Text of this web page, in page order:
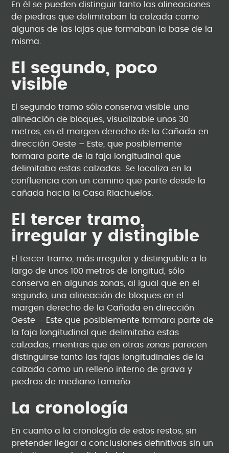
En él se pueden distinguir tanto las alineaciones
de piedras que delimitaban la calzada como
algunas de las lajas que formaban la base de la
misma.
El segundo, poco
visible
El segundo tramo sólo conserva visible una
alineación de bloques, visualizable unos 30
metros, en el margen derecho de la Cañada en
dirección Oeste – Este, que posiblemente
formara parte de la faja longitudinal que
delimitaba estas calzadas. Se localiza en la
confluencia con un camino que parte desde la
cañada hacia la Casa Riachuelos.
El tercer tramo,
irregular y distingible
El tercer tramo, más irregular y distinguible a lo
largo de unos 100 metros de longitud, sólo
conserva en algunas zonas, al igual que en el
segundo, una alineación de bloques en el
margen derecho de la Cañada en dirección
Oeste – Este que posiblemente formara parte de
la faja longitudinal que delimitaba estas
calzadas, mientras que en otras zonas parecen
distinguirse tanto las fajas longitudinales de la
calzada como un relleno interno de grava y
piedras de mediano tamaño.
La cronología
En cuanto a la cronología de estos restos, sin
pretender llegar a conclusiones definitivas sin un